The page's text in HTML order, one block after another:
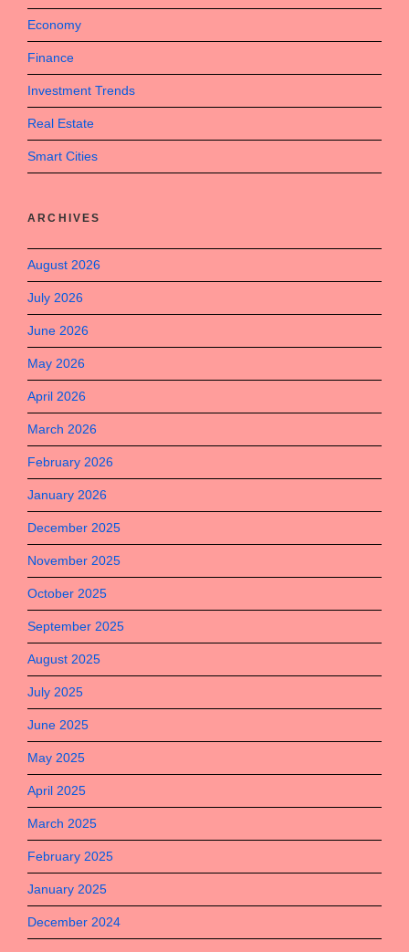
Economy
Finance
Investment Trends
Real Estate
Smart Cities
ARCHIVES
August 2026
July 2026
June 2026
May 2026
April 2026
March 2026
February 2026
January 2026
December 2025
November 2025
October 2025
September 2025
August 2025
July 2025
June 2025
May 2025
April 2025
March 2025
February 2025
January 2025
December 2024